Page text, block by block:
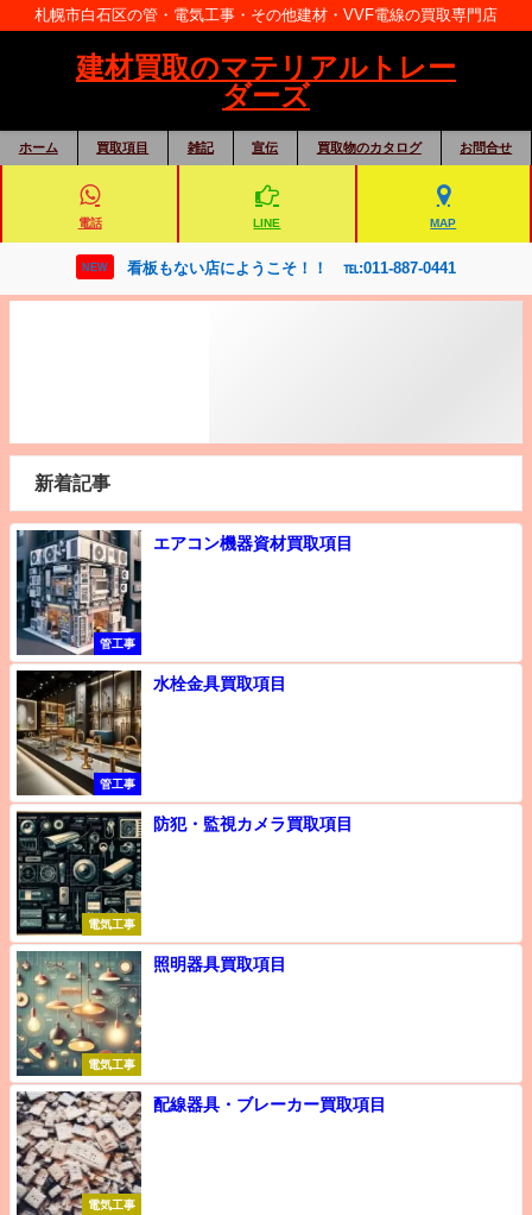
札幌市白石区の管・電気工事・その他建材・VVF電線の買取専門店
建材買取のマテリアルトレー
ダーズ
ホーム 買取項目 雑記 宣伝 買取物のカタログ お問合せ
電話 LINE MAP
NEW 看板もない店にようこそ！！ ℡:011-887-0441
新着記事
管工事
エアコン機器資材買取項目
管工事
水栓金具買取項目
電気工事
防犯・監視カメラ買取項目
電気工事
照明器具買取項目
電気工事
配線器具・ブレーカー買取項目